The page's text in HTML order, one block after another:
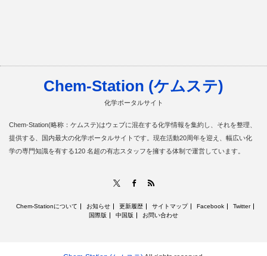
Chem-Station (ケムステ)
化学ポータルサイト
Chem-Station(略称：ケムステ)はウェブに混在する化学情報を集約し、それを整理、
提供する、国内最大の化学ポータルサイトです。現在活動20周年を迎え、幅広い化
学の専門知識を有する120 名超の有志スタッフを擁する体制で運営しています。
Facebook
Chem-Stationについて お知らせ 更新履歴 サイトマップ Facebook
Twitter
国際版
中国版 お問い合わせ